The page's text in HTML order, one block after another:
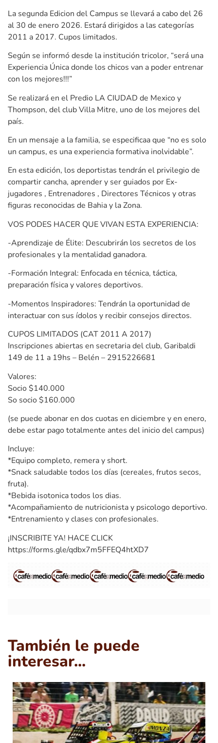
La segunda Edicion del Campus se llevará a cabo del 26
al 30 de enero 2026. Estará dirigidos a las categorías
2011 a 2017. Cupos limitados.
Según se informó desde la institución tricolor, “será una
Experiencia Única donde los chicos van a poder entrenar
con los mejores!!!”
Se realizará en el Predio LA CIUDAD de Mexico y
Thompson, del club Villa Mitre, uno de los mejores del
país.
En un mensaje a la familia, se especificaa que “no es solo
un campus, es una experiencia formativa inolvidable”.
En esta edición, los deportistas tendrán el privilegio de
compartir cancha, aprender y ser guiados por Ex-
jugadores , Entrenadores , Directores Técnicos y otras
figuras reconocidas de Bahia y la Zona.
VOS PODES HACER QUE VIVAN ESTA EXPERIENCIA:
-Aprendizaje de Élite: Descubrirán los secretos de los
profesionales y la mentalidad ganadora.
-Formación Integral: Enfocada en técnica, táctica,
preparación física y valores deportivos.
-Momentos Inspiradores: Tendrán la oportunidad de
interactuar con sus ídolos y recibir consejos directos.
CUPOS LIMITADOS (CAT 2011 A 2017)
Inscripciones abiertas en secretaria del club, Garibaldi
149 de 11 a 19hs – Belén – 2915226681
Valores:
Socio $140.000
So socio $160.000
(se puede abonar en dos cuotas en diciembre y en enero,
debe estar pago totalmente antes del inicio del campus)
Incluye:
*Equipo completo, remera y short.
*Snack saludable todos los días (cereales, frutos secos,
fruta).
*Bebida isotonica todos los dias.
*Acompañamiento de nutricionista y psicologo deportivo.
*Entrenamiento y clases con profesionales.
¡INSCRIBITE YA! HACE CLICK
https://forms.gle/qdbx7m5FFEQ4htXD7
También le puede
interesar...